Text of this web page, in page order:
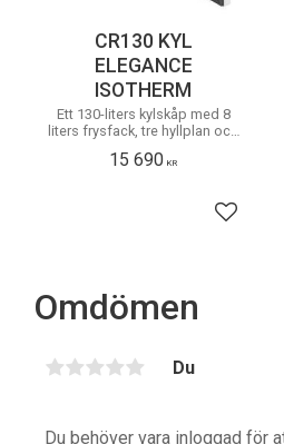
Omdömen
Du
CR130 KYL
ELEGANCE
ISOTHERM
Ett 130-liters kylskåp med 8
liters frysfack, tre hyllplan och
hyllor.
15 690 KR
Lägg